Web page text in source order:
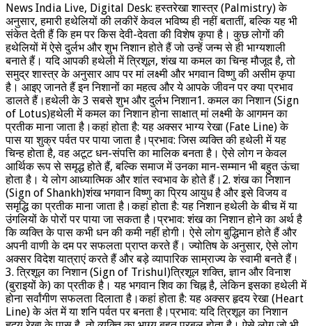
News India Live, Digital Desk: हस्तरेखा शास्त्र (Palmistry) के
अनुसार, हमारी हथेलियों की लकीरें केवल भविष्य ही नहीं बतातीं, बल्कि यह भी
संकेत देती हैं कि हम पर किस देवी-देवता की विशेष कृपा है। कुछ लोगों की
हथेलियों में ऐसे दुर्लभ और शुभ निशान होते हैं जो उन्हें जन्म से ही भाग्यशाली
बनाते हैं। यदि आपकी हथेली में त्रिशूल, शंख या कमल का चिन्ह मौजूद है, तो
समुद्र शास्त्र के अनुसार आप पर मां लक्ष्मी और भगवान विष्णु की असीम कृपा
है। आइए जानते हैं इन निशानों का महत्व और ये आपके जीवन पर क्या प्रभाव
डालते हैं।हथेली के 3 सबसे शुभ और दुर्लभ निशान1. कमल का निशान (Sign
of Lotus)हथेली में कमल का निशान होना साक्षात् मां लक्ष्मी के आगमन का
प्रतीक माना जाता है।कहां होता है: यह अक्सर भाग्य रेखा (Fate Line) के
पास या शुक्र पर्वत पर पाया जाता है।प्रभाव: जिस व्यक्ति की हथेली में यह
चिन्ह होता है, वह अटूट धन-संपत्ति का मालिक बनता है। ऐसे लोग न केवल
आर्थिक रूप से समृद्ध होते हैं, बल्कि समाज में उनका मान-सम्मान भी बहुत ऊंचा
होता है। ये लोग आध्यात्मिक और शांत स्वभाव के होते हैं।2. शंख का निशान
(Sign of Shankh)शंख भगवान विष्णु का प्रिय आयुध है और इसे विजय व
समृद्धि का प्रतीक माना जाता है।कहां होता है: यह निशान हथेली के बीच में या
उंगलियों के पोरों पर पाया जा सकता है।प्रभाव: शंख का निशान होने का अर्थ है
कि व्यक्ति के पास कभी धन की कमी नहीं होगी। ऐसे लोग बुद्धिमान होते हैं और
अपनी वाणी के दम पर सफलता प्राप्त करते हैं। ज्योतिष के अनुसार, ऐसे लोग
अक्सर विदेश यात्राएं करते हैं और बड़े व्यापारिक साम्राज्य के स्वामी बनते हैं।
3. त्रिशूल का निशान (Sign of Trishul)त्रिशूल शक्ति, ज्ञान और विनाश
(बुराइयों के) का प्रतीक है। यह भगवान शिव का चिह्न है, लेकिन इसका हथेली में
होना सर्वांगीण सफलता दिलाता है।कहां होता है: यह अक्सर हृदय रेखा (Heart
Line) के अंत में या शनि पर्वत पर बनता है।प्रभाव: यदि त्रिशूल का निशान